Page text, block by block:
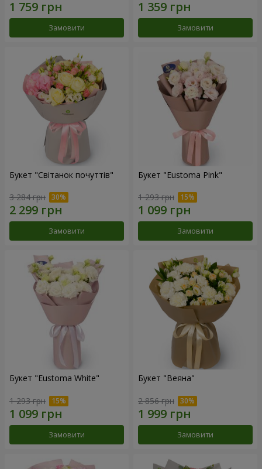
Замовити Замовити
Букет "Світанок почуттів"
3 284 грн
Замовити
Букет "Eustoma Pink"
1 293 грн
Замовити
Букет "Eustoma White"
1 293 грн
Замовити
Букет "Веяна"
2 856 грн
Замовити